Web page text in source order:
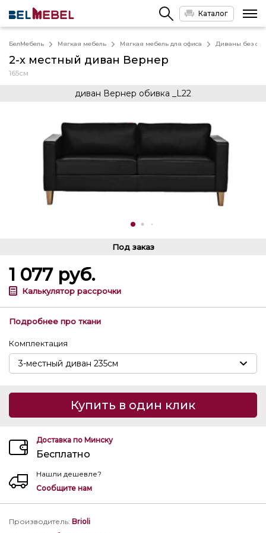
Каталог
БелМебель Мягкая мебель Мягкая мебель для офиса Диваны без
2-х местный диван Вернер
165см
диван Вернер обивка _L22
Под заказ
1 077 руб.
Калькулятор рассрочки
Подробнее про ткани
Комплектация
Купить в один клик
Доставка по Минску
Бесплатно
Нашли дешевле?
Сообщите нам
Производитель: Brioli